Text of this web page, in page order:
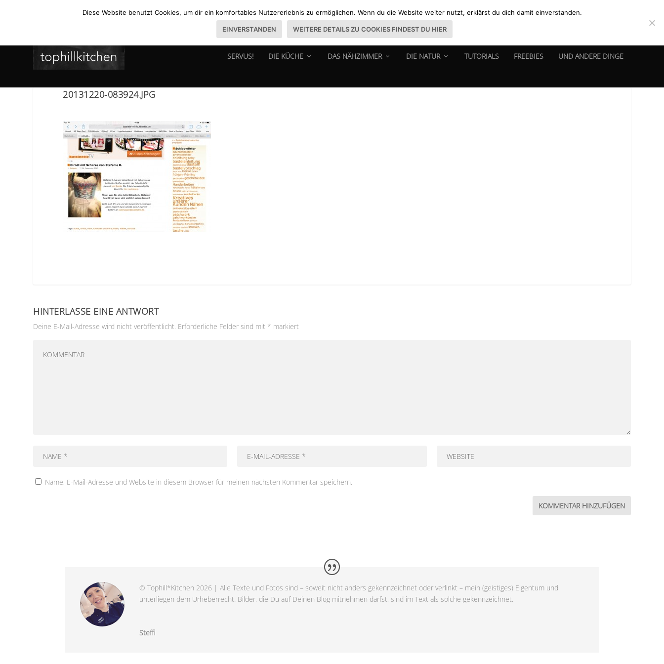
SERVUS! DIE KÜCHE DAS NÄHZIMMER DIE NATUR TUTORIALS FREEBIES UND ANDERE DINGE
20131220-083924.JPG
HINTERLASSE EINE ANTWORT
Deine E-Mail-Adresse wird nicht veröffentlicht. Erforderliche Felder sind mit * markiert
Name, E-Mail-Adresse und Website in diesem Browser für meinen nächsten Kommentar speichern.
© Tophill*Kitchen 2026 | Alle Texte und Fotos sind – soweit nicht anders gekennzeichnet oder verlinkt – mein (geistiges) Eigentum und
unterliegen dem Urheberrecht. Bilder, die Du auf Deinen Blog mitnehmen darfst, sind im Text als solche gekennzeichnet.
Steffi
Diese Website benutzt Cookies, um dir ein komfortables Nutzererlebnis zu ermöglichen. Wenn du die Website weiter nutzt, erklärst du dich damit einverstanden.
EINVERSTANDEN WEITERE DETAILS ZU COOKIES FINDEST DU HIER